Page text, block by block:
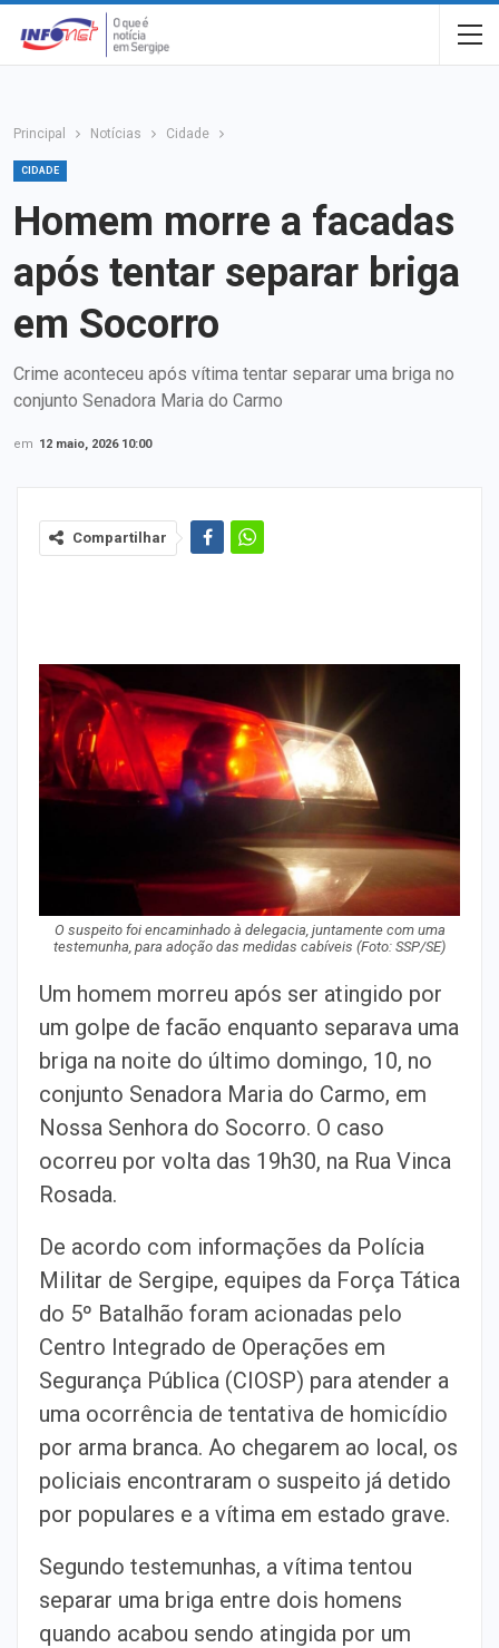
Principal Notícias Cidade
CIDADE
Homem morre a facadas
após tentar separar briga
em Socorro
Crime aconteceu após vítima tentar separar uma briga no
conjunto Senadora Maria do Carmo
em 12 maio, 2026 10:00
Compartilhar
O suspeito foi encaminhado à delegacia, juntamente com uma
testemunha, para adoção das medidas cabíveis (Foto: SSP/SE)
Um homem morreu após ser atingido por
um golpe de facão enquanto separava uma
briga na noite do último domingo, 10, no
conjunto Senadora Maria do Carmo, em
Nossa Senhora do Socorro. O caso
ocorreu por volta das 19h30, na Rua Vinca
Rosada.
De acordo com informações da Polícia
Militar de Sergipe, equipes da Força Tática
do 5º Batalhão foram acionadas pelo
Centro Integrado de Operações em
Segurança Pública (CIOSP) para atender a
uma ocorrência de tentativa de homicídio
por arma branca. Ao chegarem ao local, os
policiais encontraram o suspeito já detido
por populares e a vítima em estado grave.
Segundo testemunhas, a vítima tentou
separar uma briga entre dois homens
quando acabou sendo atingida por um